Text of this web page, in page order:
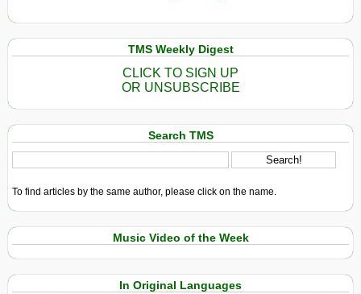
TMS Weekly Digest
CLICK TO SIGN UP
OR UNSUBSCRIBE
Search TMS
To find articles by the same author, please click on the name.
Music Video of the Week
In Original Languages